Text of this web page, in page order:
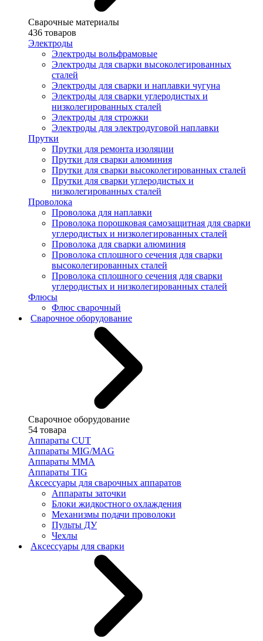
Сварочные материалы
436 товаров
Электроды
Электроды вольфрамовые
Электроды для сварки высоколегированных
сталей
Электроды для сварки и наплавки чугуна
Электроды для сварки углеродистых и
низколегированных сталей
Электроды для строжки
Электроды для электродуговой наплавки
Прутки
Прутки для ремонта изоляции
Прутки для сварки алюминия
Прутки для сварки высоколегированных сталей
Прутки для сварки углеродистых и
низколегированных сталей
Проволока
Проволока для наплавки
Проволока порошковая самозащитная для сварки
углеродистых и низколегированных сталей
Проволока для сварки алюминия
Проволока сплошного сечения для сварки
высоколегированных сталей
Проволока сплошного сечения для сварки
углеродистых и низколегированных сталей
Флюсы
Флюс сварочный
Сварочное оборудование
Сварочное оборудование
54 товара
Аппараты CUT
Аппараты MIG/MAG
Аппараты MMA
Аппараты TIG
Аксессуары для сварочных аппаратов
Аппараты заточки
Блоки жидкостного охлаждения
Механизмы подачи проволоки
Пульты ДУ
Чехлы
Аксессуары для сварки